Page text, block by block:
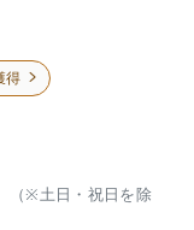
得 
（※土日・祝日を除